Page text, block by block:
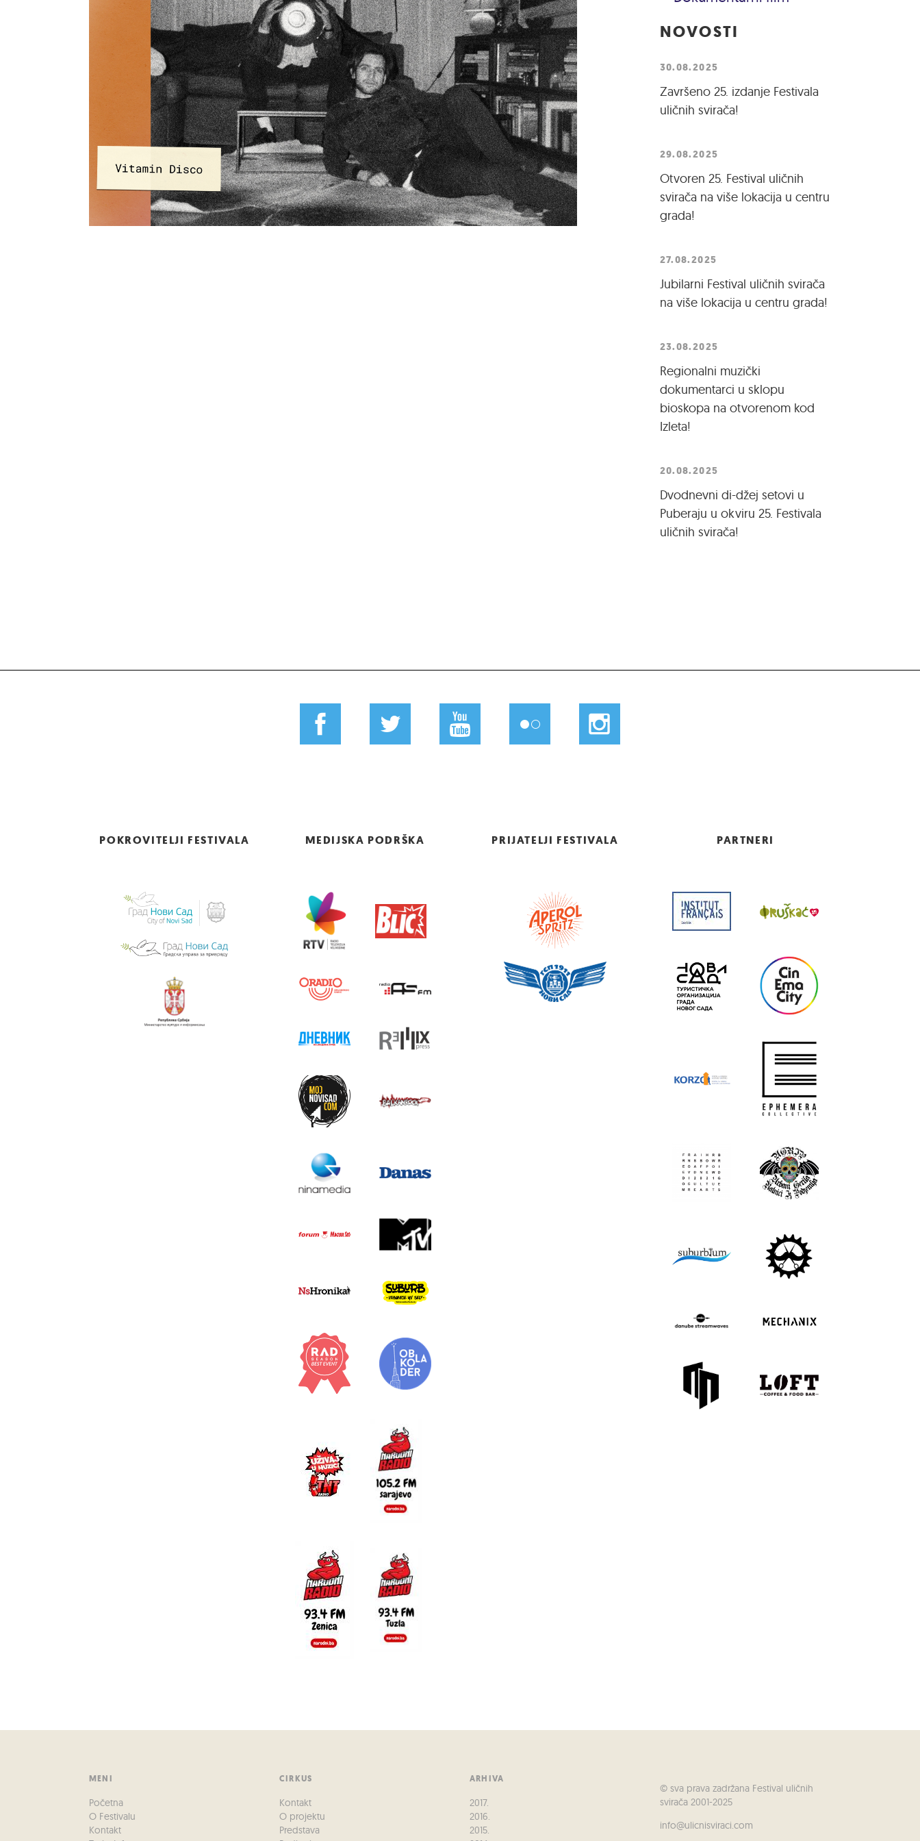
NOVOSTI
30.08.2025
Završeno 25. izdanje Festivala
uličnih svirača!
29.08.2025
Otvoren 25. Festival uličnih
svirača na više lokacija u centru
grada!
27.08.2025
Jubilarni Festival uličnih svirača
na više lokacija u centru grada!
23.08.2025
Regionalni muzički
dokumentarci u sklopu
bioskopa na otvorenom kod
Izleta!
20.08.2025
Dvodnevni di-džej setovi u
Puberaju u okviru 25. Festivala
uličnih svirača!
POKROVITELJI FESTIVALA MEDIJSKA PODRŠKA PRIJATELJI FESTIVALA PARTNERI
MENI
Početna
O Festivalu
Kontakt
CIRKUS
Kontakt
O projektu
Predstava
ARHIVA
2017.
2016.
2015.
© sva prava zadržana Festival uličnih
svirača 2001-2025
info@ulicnisviraci.com